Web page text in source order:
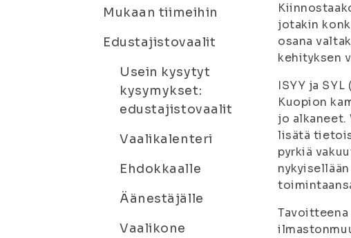
Mukaan tiimeihin
Edustajistovaalit
Usein kysytyt
kysymykset:
edustajistovaalit
Vaalikalenteri
Ehdokkaalle
Äänestäjälle
Vaalikone
jotakin
osana
kehityksen
ISYY ja
Kuopion
jo alkaneet.
lisätä
pyrkiä